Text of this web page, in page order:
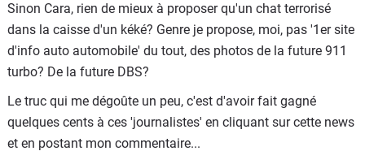
Sinon Cara, rien de mieux à proposer qu'un chat terrorisé
dans la caisse d'un kéké? Genre je propose, moi, pas '1er site
d'info auto automobile' du tout, des photos de la future 911
turbo? De la future DBS?
Le truc qui me dégoûte un peu, c'est d'avoir fait gagné
quelques cents à ces 'journalistes' en cliquant sur cette news
et en postant mon commentaire...